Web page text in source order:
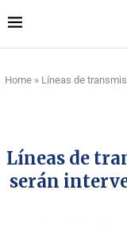
Home » Líneas de
Líneas de
serán